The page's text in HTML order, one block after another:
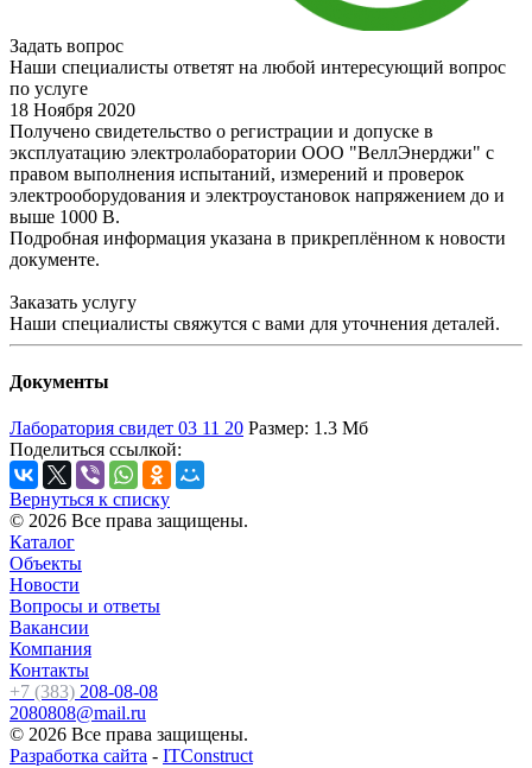
Задать вопрос
Наши специалисты ответят на любой интересующий вопрос
по услуге
18 Ноября 2020
Получено свидетельство о регистрации и допуске в
эксплуатацию электролаборатории ООО "ВеллЭнерджи" с
правом выполнения испытаний, измерений и проверок
электрооборудования и электроустановок напряжением до и
выше 1000 В.
Подробная информация указана в прикреплённом к новости
документе.
Заказать услугу
Наши специалисты свяжутся с вами для уточнения деталей.
Документы
Лаборатория свидет 03 11 20 Размер: 1.3 Мб
Поделиться ссылкой:
Вернуться к списку
© 2026 Все права защищены.
Каталог
Объекты
Новости
Вопросы и ответы
Вакансии
Компания
Контакты
+7 (383) 208-08-08
2080808@mail.ru
© 2026 Все права защищены.
Разработка сайта - ITConstruct